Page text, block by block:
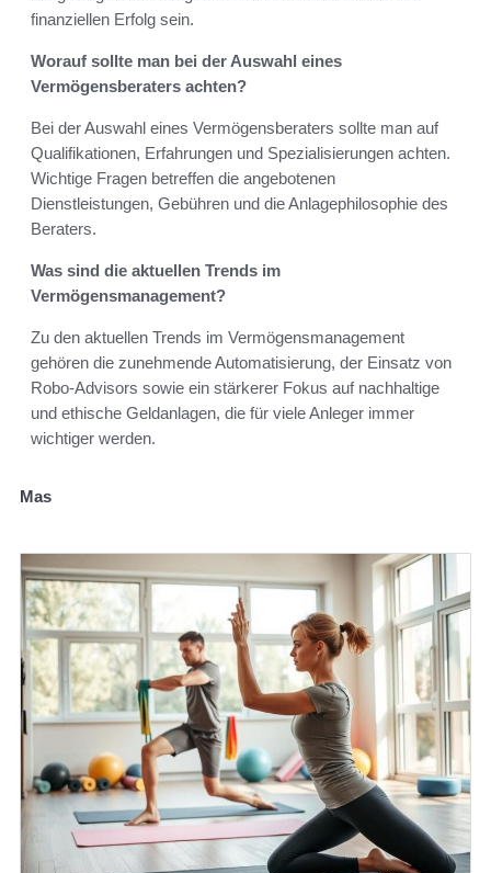
finanziellen Erfolg sein.
Worauf sollte man bei der Auswahl eines
Vermögensberaters achten?
Bei der Auswahl eines Vermögensberaters sollte man auf
Qualifikationen, Erfahrungen und Spezialisierungen achten.
Wichtige Fragen betreffen die angebotenen
Dienstleistungen, Gebühren und die Anlagephilosophie des
Beraters.
Was sind die aktuellen Trends im
Vermögensmanagement?
Zu den aktuellen Trends im Vermögensmanagement
gehören die zunehmende Automatisierung, der Einsatz von
Robo-Advisors sowie ein stärkerer Fokus auf nachhaltige
und ethische Geldanlagen, die für viele Anleger immer
wichtiger werden.
Mas